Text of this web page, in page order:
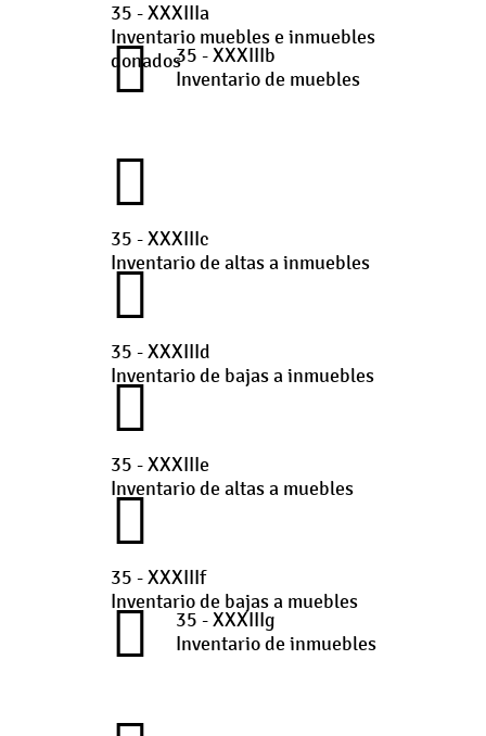
35 - XXXIIIa
Inventario muebles e inmuebles
donados35 - XXXIIIb
Inventario de muebles
35 - XXXIIIc
Inventario de altas a inmuebles
35 - XXXIIId
Inventario de bajas a inmuebles
35 - XXXIIIe
Inventario de altas a muebles
35 - XXXIIIf
Inventario de bajas a muebles
35 - XXXIIIg
Inventario de inmuebles